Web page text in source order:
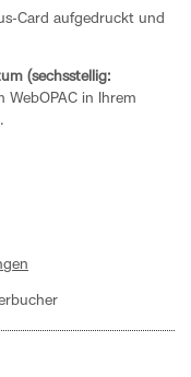
Card aufgedruckt und
(sechsstellig:
WebOPAC in Ihrem